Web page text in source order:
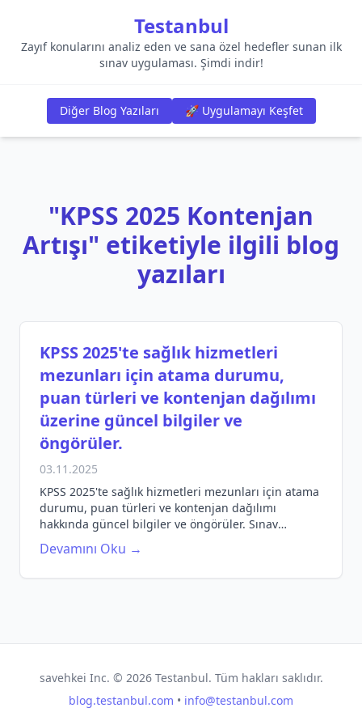
Testanbul
Zayıf konularını analiz eden ve sana özel hedefler sunan ilk
sınav uygulaması. Şimdi indir!
Diğer Blog Yazıları 🚀 Uygulamayı Keşfet
"KPSS 2025 Kontenjan
Artışı" etiketiyle ilgili blog
yazıları
KPSS 2025'te sağlık hizmetleri
mezunları için atama durumu,
puan türleri ve kontenjan dağılımı
üzerine güncel bilgiler ve
öngörüler.
03.11.2025
KPSS 2025'te sağlık hizmetleri mezunları için atama
durumu, puan türleri ve kontenjan dağılımı
hakkında güncel bilgiler ve öngörüler. Sınav
hazırlığına dair ipuçları ve kaynak önerileri.
Devamını Oku →
savehkei Inc. © 2026Testanbul. Tüm hakları saklıdır.
blog.testanbul.com • info@testanbul.com